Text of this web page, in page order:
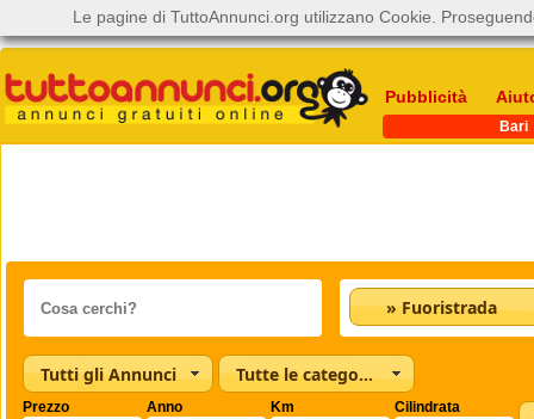
Pubblicità
Bari
» Fuoristrada
Tutti gli Annunci Tutte le categorie
Prezzo Anno Km Cilindrata
Le pagine di TuttoAnnunci.org utilizzano Cookie.